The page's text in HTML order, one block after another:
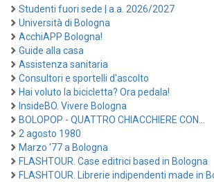
Studenti fuori sede | a.a. 2026/2027
Università di Bologna
AcchiAPP Bologna!
Guide alla casa
Assistenza sanitaria
Consultori e sportelli d'ascolto
Hai voluto la bicicletta? Ora pedala!
InsideBO. Vivere Bologna
BOLOPOP - QUATTRO CHIACCHIERE CON...
2 agosto 1980
Marzo '77 a Bologna
FLASHTOUR. Case editrici based in Bologna
FLASHTOUR. Librerie indipendenti made in